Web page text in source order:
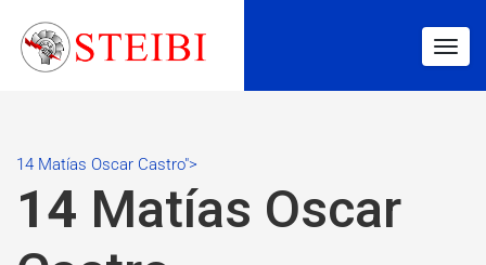
14 Matías Oscar Castro">
14 Matías Oscar